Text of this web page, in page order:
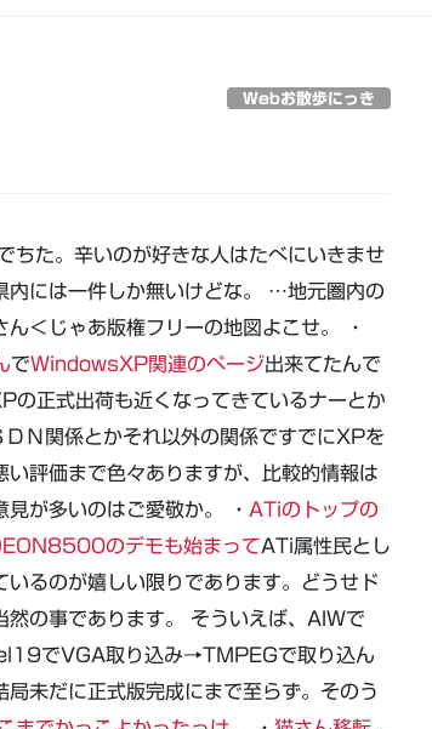
Webお散歩にっき
ちた。辛いのが好きな人はたべにいきませ
には一件しか無いけどな。 …地元圏内の
＜じゃあ版権フリーの地図よこせ。 ・
でWindowsXP関連のページ出来てたんで
正式出荷も近くなってきているナーとか
Ｎ関係とかそれ以外の関係ですでにXPを
評価まで色々ありますが、比較的情報は
が多いのはご愛敬か。 ・ ATiのトップの
のデモも始まってATi属性民とし
るのが嬉しい限りであります。どうせド
の事であります。 そういえば、AIWで
でVGA取り込み→TMPEGで取り込ん
未だに正式版完成にまで至らず。そのう